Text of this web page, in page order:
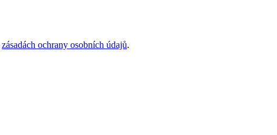
zásadách ochrany osobních údajů.